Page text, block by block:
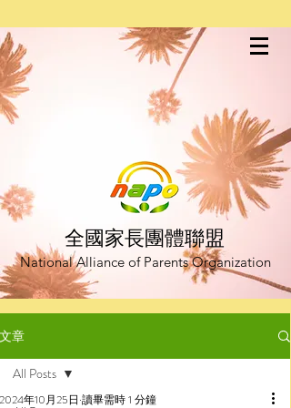
全國家長團體聯盟
National Alliance of Parents Organization
文章
All Posts
2024年10月25日 讀畢需時 1 分鐘